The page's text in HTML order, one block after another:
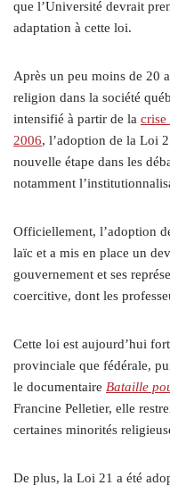
que l’Université devrait
adaptation à cette loi.
Après un peu moins de 20
religion dans la société
intensifié à partir de la crise
2006, l’adoption de la Loi
nouvelle étape dans les
notamment
Officiellement, l’adoption
laïc et a mis en place un
gouvernement et ses
coercitive, dont les
Cette loi est aujourd’hui
provinciale que fédérale,
le documentaire Bataille
Francine Pelletier, elle
certaines minorités
De plus, la Loi 21 a été